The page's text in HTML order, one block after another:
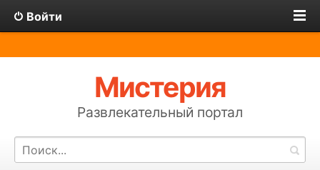
Войти
Мистерия
Развлекательный портал